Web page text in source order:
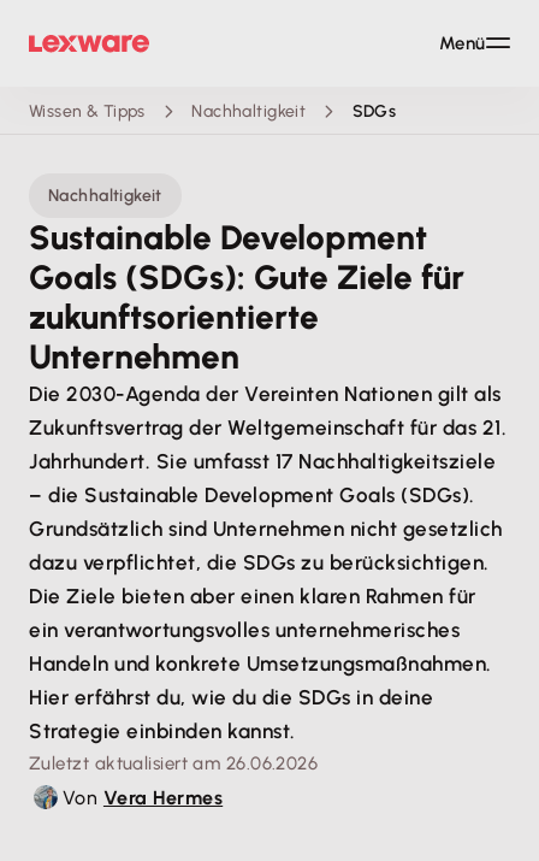
Wissen & Tipps Nachhaltigkeit SDGs
Nachhaltigkeit
Sustainable Development
Goals (SDGs): Gute Ziele für
zukunftsorientierte
Unternehmen
Die 2030-Agenda der Vereinten Nationen gilt als
Zukunftsvertrag der Weltgemeinschaft für das 21.
Jahrhundert. Sie umfasst 17 Nachhaltigkeitsziele
– die Sustainable Development Goals (SDGs).
Grundsätzlich sind Unternehmen nicht gesetzlich
dazu verpflichtet, die SDGs zu berücksichtigen.
Die Ziele bieten aber einen klaren Rahmen für
ein verantwortungsvolles unternehmerisches
Handeln und konkrete Umsetzungsmaßnahmen.
Hier erfährst du, wie du die SDGs in deine
Strategie einbinden kannst.
Zuletzt aktualisiert am 26.06.2026
Von Vera Hermes
Menü